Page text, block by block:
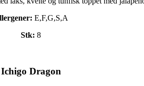
E,F,G,S,A
Stk: 8
Ichigo Dragon